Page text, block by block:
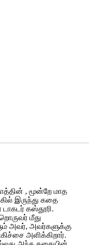
, மூன்றே மாத
இருந்து கதை
டாகடர் கஸ்தூரி.
மீது
அவர், அவர்களுக்கு
ச்சை அளிக்கிறார்.